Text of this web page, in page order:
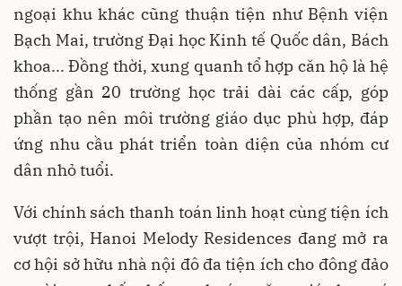
ngoại khu khác cũng thuận tiện như Bệnh viện
Bạch Mai, trường Đại học Kinh tế Quốc dân, Bách
khoa... Đồng thời, xung quanh tổ hợp căn hộ là hệ
thống gần 20 trường học trải dài các cấp, góp
phần tạo nên môi trường giáo dục phù hợp, đáp
ứng nhu cầu phát triển toàn diện của nhóm cư
dân nhỏ tuổi.
Với chính sách thanh toán linh hoạt cùng tiện ích
vượt trội, Hanoi Melody Residences đang mở ra
cơ hội sở hữu nhà nội đô đa tiện ích cho đông đảo